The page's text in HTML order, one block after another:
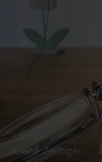
Hochzeit
Ariane Zeilinger